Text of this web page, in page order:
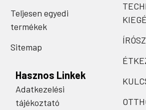
Teljesen egyedi
termékek
Sitemap
Hasznos Linkek
Adatkezelési
tájékoztató